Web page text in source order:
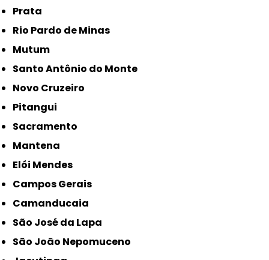
Prata
Rio Pardo de Minas
Mutum
Santo Antônio do Monte
Novo Cruzeiro
Pitangui
Sacramento
Mantena
Elói Mendes
Campos Gerais
Camanducaia
São José da Lapa
São João Nepomuceno